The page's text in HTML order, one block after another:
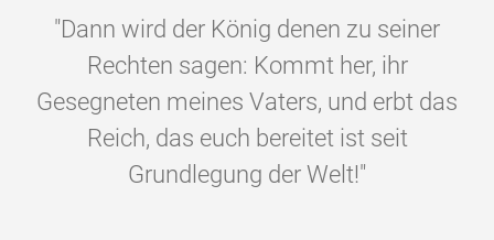
"Dann wird der König denen zu seiner
Rechten sagen: Kommt her, ihr
Gesegneten meines Vaters, und erbt das
Reich, das euch bereitet ist seit
Grundlegung der Welt!"